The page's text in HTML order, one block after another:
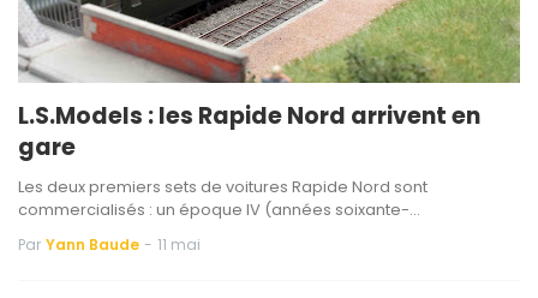
L.S.Models : les Rapide Nord arrivent en
gare
Les deux premiers sets de voitures Rapide Nord sont
commercialisés : un époque IV (années soixante-…
Par Yann Baude - 11 mai